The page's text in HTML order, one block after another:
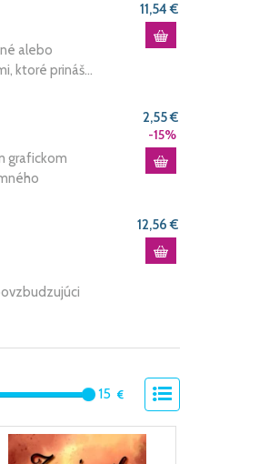
alebo
ktoré prináš...
11,54 €
grafickom
2,55 €
-15%
12,56 €
15